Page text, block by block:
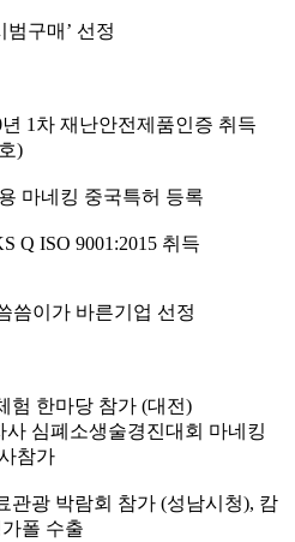
범구매’ 선정
1차 재난안전제품인증 취득
)
마네킹 중국특허 등록
Q ISO 9001:2015 취득
씀이가 바른기업 선정
험 한마당 참가 (대전)
사 심폐소생술경진대회 마네킹
참가
관광 박람회 참가 (성남시청), 캄
폴 수출